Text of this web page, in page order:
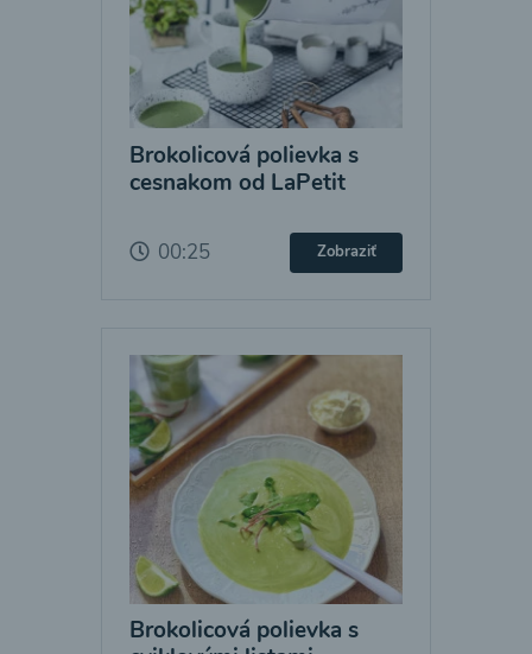
Brokolicová polievka s
cesnakom od LaPetit
00:25 Zobraziť
Brokolicová polievka s